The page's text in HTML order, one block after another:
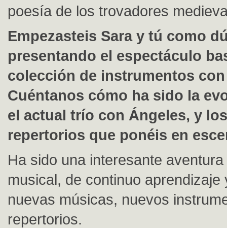
poesía de los trovadores
Empezasteis Sara y tú como
presentando el espectáculo
colección de instrumentos
Cuéntanos cómo ha sido la
el actual trío con Ángeles, y
repertorios que ponéis en
Ha sido una interesante
musical, de continuo aprendizaje
nuevas músicas, nuevos
repertorios.